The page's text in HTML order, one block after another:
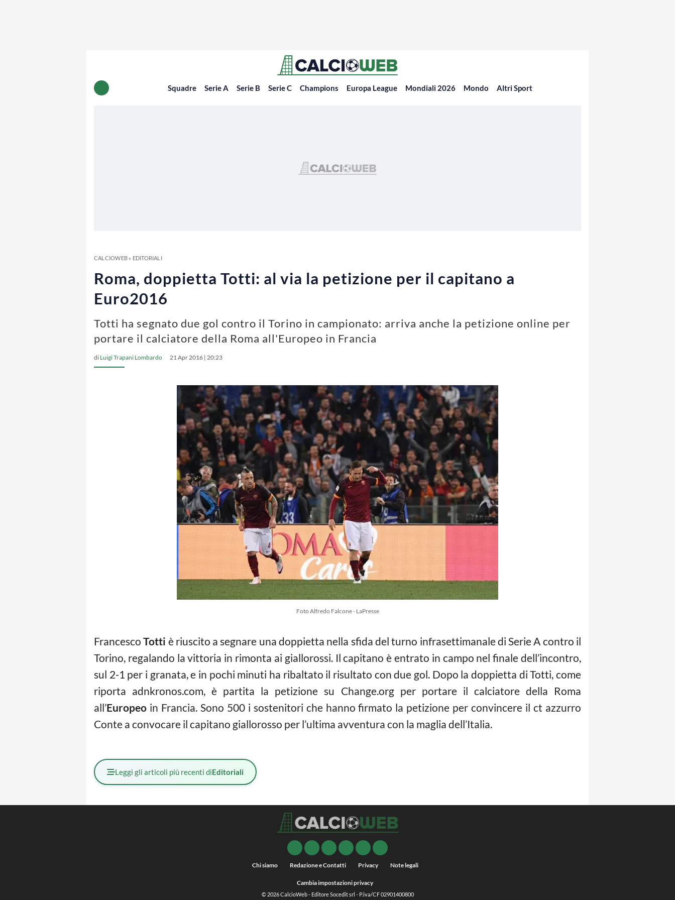
Squadre Serie A Serie B Serie C Champions Europa League Mondiali 2026 Mondo Altri Sport
CALCIOWEB» EDITORIALI
Roma, doppietta Totti: al via la petizione per il capitano a
Euro2016
Totti ha segnato due gol contro il Torino in campionato: arriva anche la petizione online per
portare il calciatore della Roma all'Europeo in Francia
di Luigi Trapani Lombardo 21 Apr 2016 | 20:23
Foto Alfredo Falcone - LaPresse
FrancescoTotti è riuscito a segnare una doppietta nella sfida del turno infrasettimanale di Serie A contro il
Torino, regalando la vittoria in rimonta ai giallorossi. Il capitano è entrato in campo nel finale dell’incontro,
sul 2-1 per i granata, e in pochi minuti ha ribaltato il risultato con due gol. Dopo la doppietta di Totti, come
riporta adnkronos.com, è partita la petizione su Change.org per portare il calciatore della Roma
all’Europeo in Francia. Sono 500 i sostenitori che hanno firmato la petizione per convincere il ct azzurro
Conte a convocare il capitano giallorosso per l’ultima avventura con la maglia dell’Italia.
Leggi gli articoli più recenti diEditoriali
Chi siamo Redazione e Contatti Privacy Note legali
Cambia impostazioni privacy
© 2026CalcioWeb- Editore Socedit srl - P.iva/CF 02901400800